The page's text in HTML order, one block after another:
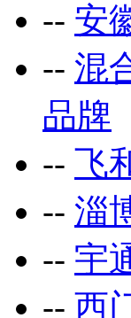
-- 安
-- 混
品牌
-- 飞
-- 淄
-- 宇
-- 西